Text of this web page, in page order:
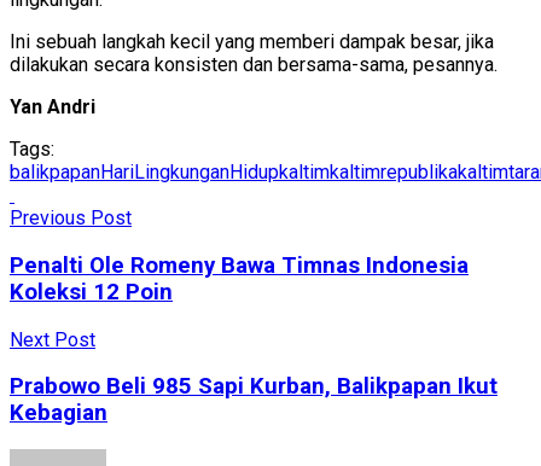
Ini sebuah langkah kecil yang memberi dampak besar, jika
dilakukan secara konsisten dan bersama-sama, pesannya.
Yan Andri
Tags:
balikpapanHariLingkunganHidupkaltimkaltimrepublika
Previous Post
Penalti Ole Romeny Bawa Timnas Indonesia
Koleksi 12 Poin
Next Post
Prabowo Beli 985 Sapi Kurban, Balikpapan Ikut
Kebagian